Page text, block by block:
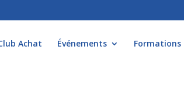
Achat Événements Formations